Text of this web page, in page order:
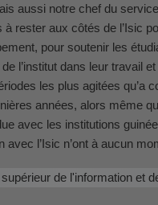
aussi notre chef du
rester aux côtés de l’Isic
pour soutenir les
l’institut dans leur travail
les plus agitées qu’a
années, alors même
avec les institutions
avec l’Isic n’ont à aucun